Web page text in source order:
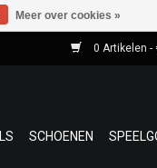
0 Artikelen -
SCHOENEN
Meer over cookies »